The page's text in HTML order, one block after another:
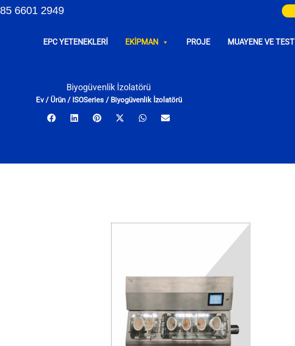
6601 2949
EPC YETENEKLERI EKIPMAN PROJE MUAYENE VE TEST
Biyogüvenlik İzolatörü
Ev/ Ürün/ ISOSeries/ Biyogüvenlik İzolatörü